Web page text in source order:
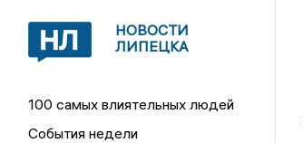
НОВОСТИ
ЛИПЕЦКА
100 самых влиятельных людей
События недели